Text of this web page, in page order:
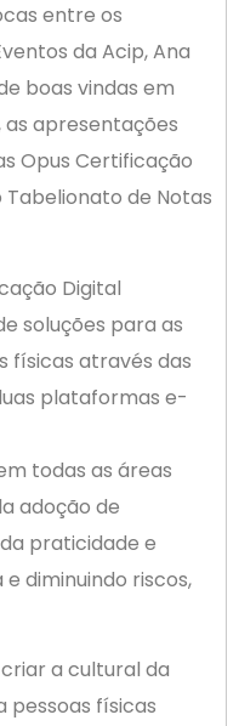
entre os
da Acip, Ana
boas vindas em
as apresentações
Opus Certificação
de Notas
Digital
soluções para as
físicas através das
plataformas e-
todas as áreas
adoção de
praticidade e
diminuindo riscos,
a cultural da
físicas